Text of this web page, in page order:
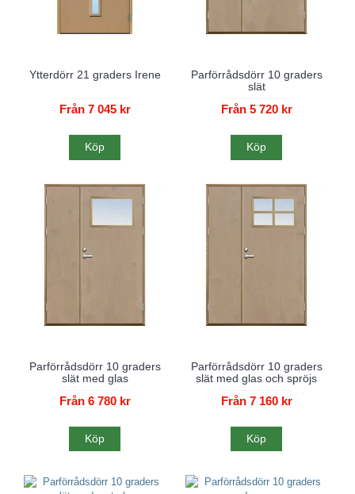
Ytterdörr 21 graders Irene
Från 7 045 kr
Köp
Parförrådsdörr 10 graders
slät
Från 5 720 kr
Köp
Parförrådsdörr 10 graders
slät med glas
Från 6 780 kr
Köp
Parförrådsdörr 10 graders
slät med glas och spröjs
Från 7 160 kr
Köp